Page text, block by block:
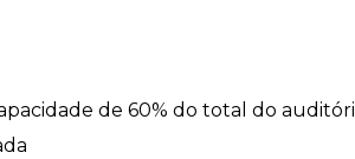
de 60% do total do